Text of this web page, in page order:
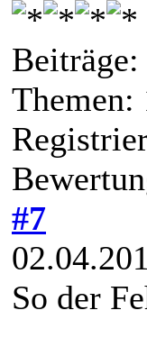
Beiträge:
Themen:
#7
So der